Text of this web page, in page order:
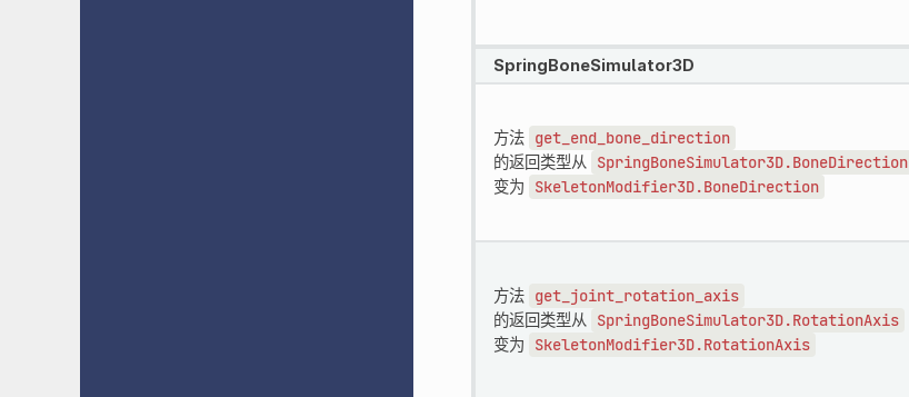
SpringBoneSimulator3D
方法 get_end_bone_direction
的返回类型从 SpringBoneSimulator3D.BoneDirection
变为 SkeletonModifier3D.BoneDirection
方法 get_joint_rotation_axis
的返回类型从 SpringBoneSimulator3D.RotationAxis
变为 SkeletonModifier3D.RotationAxis